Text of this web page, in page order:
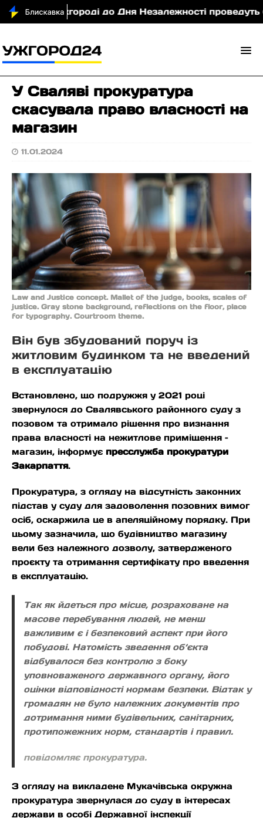
В Ужгороді до Дня Незалежності проведуть
У Сваляві прокуратура
скасувала право власності на
магазин
11.01.2024
Law and Justice concept. Mallet of the judge, books, scales of
justice. Gray stone background, reflections on the floor, place
for typography. Courtroom theme.
Він був збудований поруч із
житловим будинком та не введений
в експлуатацію
Встановлено, що подружжя у 2021 році
звернулося до Свалявського районного суду з
позовом та отримало рішення про визнання
права власності на нежитлове приміщення –
магазин, інформує пресслужба прокуратури
Закарпаття.
Прокуратура, з огляду на відсутність законних
підстав у суду для задоволення позовних вимог
осіб, оскаржила це в апеляційному порядку. При
цьому зазначила, що будівництво магазину
вели без належного дозволу, затвердженого
проєкту та отримання сертифікату про введення
в експлуатацію.
Так як йдеться про місце, розраховане на
масове перебування людей, не менш
важливим є і безпековий аспект при його
побудові. Натомість зведення об‘єкта
відбувалося без контролю з боку
уповноваженого державного органу, його
оцінки відповідності нормам безпеки. Відтак у
громадян не було належних документів про
дотримання ними будівельних, санітарних,
протипожежних норм, стандартів і правил.
повідомляє прокуратура.
З огляду на викладене Мукачівська окружна
прокуратура звернулася до суду в інтересах
держави в особі Державної інспекції